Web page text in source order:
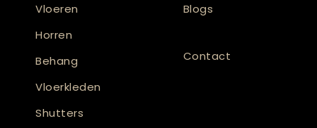
Vloeren
Horren
Behang
Vloerkleden
Shutters
Blogs
Contact